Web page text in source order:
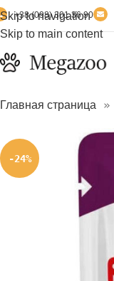
Skip to navigation
Skip to main content
+38 (098) 301 36 90
Главная страница »
-24%